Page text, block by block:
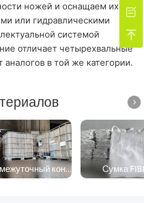
ножей и оснащаем их
или гидравлическими
системой
отличает четырехвальные
аналогов в той же категории.
Промежуточный контейнер для массовых грузов Сумка


